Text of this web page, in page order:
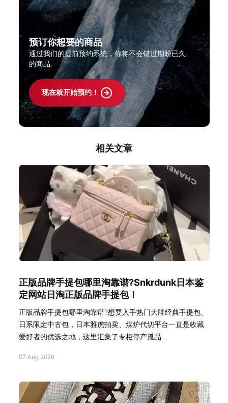
预订你想要的商品
通过我们的提前预约系统，你将不会错过期盼已久
的商品.
现在就开始预约！
相关文章
正版品牌手提包哪里淘靠谱?Snkrdunk日本鉴
定网站日淘正版品牌手提包！
正版品牌手提包哪里淘靠谱?想要入手热门大牌经典手提包、
日系限定中古包，日本雅虎拍卖、煤炉代切平台一直是收藏
爱好者的优选之地，这里汇集了专柜停产孤品...
07 Aug 2026